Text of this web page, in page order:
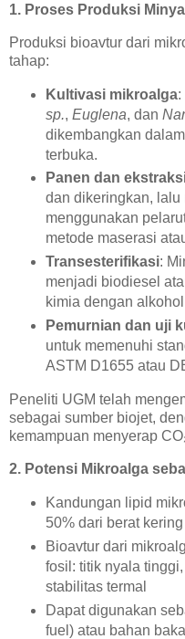
1. Proses Produksi
Produksi bioavtur dari
tahap:
Kultivasi mikroalga:
sp., Euglena, dan
dikembangkan
terbuka.
Panen dan
dan dikeringkan, lalu
menggunakan
metode maserasi
Transesterifikasi:
menjadi biodiesel
kimia dengan
Pemurnian dan uji
untuk memenuhi
ASTM D1655 atau
Peneliti UGM telah
sebagai sumber biojet,
kemampuan menyerap
2. Potensi Mikroalga
Kandungan lipid
50% dari berat kering
Bioavtur dari
fosil: titik nyala
stabilitas termal
Dapat digunakan
fuel) atau bahan